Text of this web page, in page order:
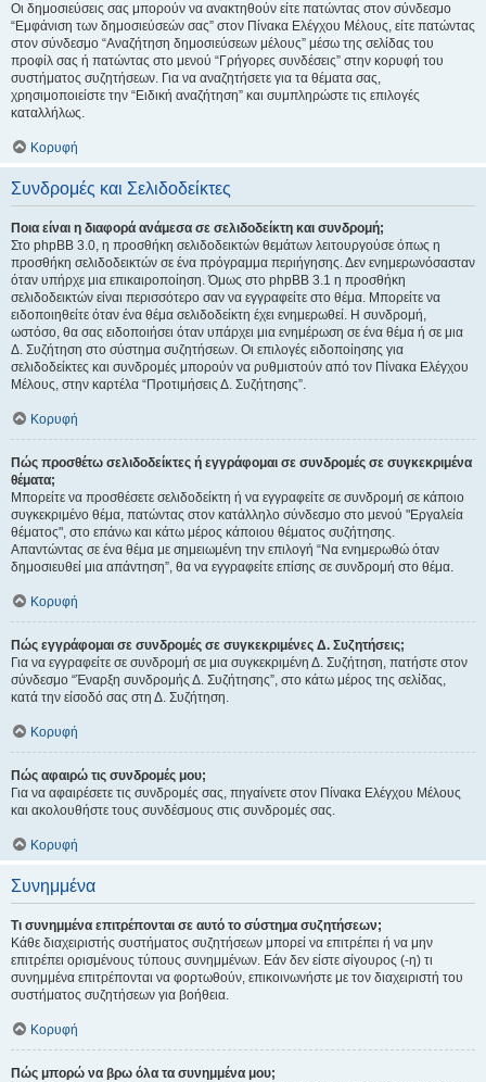
Οι δημοσιεύσεις σας μπορούν να ανακτηθούν είτε πατώντας στον σύνδεσμο
“Εμφάνιση των δημοσιεύσεών σας” στον Πίνακα Ελέγχου Μέλους, είτε πατώντας
στον σύνδεσμο “Αναζήτηση δημοσιεύσεων μέλους” μέσω της σελίδας του
προφίλ σας ή πατώντας στο μενού “Γρήγορες συνδέσεις” στην κορυφή του
συστήματος συζητήσεων. Για να αναζητήσετε για τα θέματα σας,
χρησιμοποιείστε την “Ειδική αναζήτηση” και συμπληρώστε τις επιλογές
καταλλήλως.
Κορυφή
Συνδρομές και Σελιδοδείκτες
Ποια είναι η διαφορά ανάμεσα σε σελιδοδείκτη και συνδρομή;
Στο phpBB 3.0, η προσθήκη σελιδοδεικτών θεμάτων λειτουργούσε όπως η
προσθήκη σελιδοδεικτών σε ένα πρόγραμμα περιήγησης. Δεν ενημερωνόσασταν
όταν υπήρχε μια επικαιροποίηση. Όμως στο phpBB 3.1 η προσθήκη
σελιδοδεικτών είναι περισσότερο σαν να εγγραφείτε στο θέμα. Μπορείτε να
ειδοποιηθείτε όταν ένα θέμα σελιδοδείκτη έχει ενημερωθεί. Η συνδρομή,
ωστόσο, θα σας ειδοποιήσει όταν υπάρχει μια ενημέρωση σε ένα θέμα ή σε μια
Δ. Συζήτηση στο σύστημα συζητήσεων. Οι επιλογές ειδοποίησης για
σελιδοδείκτες και συνδρομές μπορούν να ρυθμιστούν από τον Πίνακα Ελέγχου
Μέλους, στην καρτέλα “Προτιμήσεις Δ. Συζήτησης”.
Κορυφή
Πώς προσθέτω σελιδοδείκτες ή εγγράφομαι σε συνδρομές σε συγκεκριμένα
θέματα;
Μπορείτε να προσθέσετε σελιδοδείκτη ή να εγγραφείτε σε συνδρομή σε κάποιο
συγκεκριμένο θέμα, πατώντας στον κατάλληλο σύνδεσμο στο μενού "Εργαλεία
θέματος", στο επάνω και κάτω μέρος κάποιου θέματος συζήτησης.
Απαντώντας σε ένα θέμα με σημειωμένη την επιλογή “Να ενημερωθώ όταν
δημοσιευθεί μια απάντηση”, θα να εγγραφείτε επίσης σε συνδρομή στο θέμα.
Κορυφή
Πώς εγγράφομαι σε συνδρομές σε συγκεκριμένες Δ. Συζητήσεις;
Για να εγγραφείτε σε συνδρομή σε μια συγκεκριμένη Δ. Συζήτηση, πατήστε στον
σύνδεσμο “Έναρξη συνδρομής Δ. Συζήτησης”, στο κάτω μέρος της σελίδας,
κατά την είσοδό σας στη Δ. Συζήτηση.
Κορυφή
Πώς αφαιρώ τις συνδρομές μου;
Για να αφαιρέσετε τις συνδρομές σας, πηγαίνετε στον Πίνακα Ελέγχου Μέλους
και ακολουθήστε τους συνδέσμους στις συνδρομές σας.
Κορυφή
Συνημμένα
Τι συνημμένα επιτρέπονται σε αυτό το σύστημα συζητήσεων;
Κάθε διαχειριστής συστήματος συζητήσεων μπορεί να επιτρέπει ή να μην
επιτρέπει ορισμένους τύπους συνημμένων. Εάν δεν είστε σίγουρος (-η) τι
συνημμένα επιτρέπονται να φορτωθούν, επικοινωνήστε με τον διαχειριστή του
συστήματος συζητήσεων για βοήθεια.
Κορυφή
Πώς μπορώ να βρω όλα τα συνημμένα μου;